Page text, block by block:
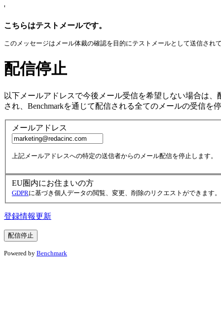
'
こちらはテストメールです。
このメッセージはメール体裁の確認を目的にテストメールとして送信され
配信停止
以下メールアドレスで今後メール受信を希望しない場合は
され、Benchmarkを通じて配信される全てのメールの受信を
メールアドレス
上記メールアドレスへの特定の送信者からのメール配信を停止します。
EU圏内にお住まいの方
GDPRに基づき個人データの閲覧、変更、削除のリクエストができます
登録情報更新
Powered by Benchmark